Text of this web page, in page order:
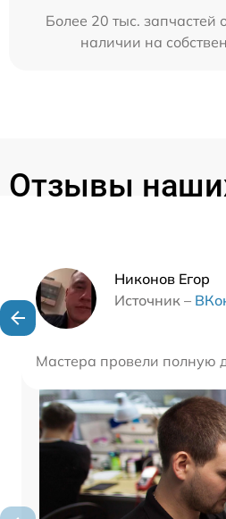
Более 20 тыс. запчастей
наличии на
Отзывы
Никонов Егор
Источник –
Мастера провели полную
Наши